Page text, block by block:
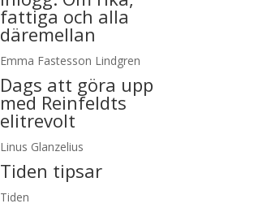
fattiga och alla
däremellan
Emma Fastesson Lindgren
Dags att göra upp
med Reinfeldts
elitrevolt
Linus Glanzelius
Tiden tipsar
Tiden